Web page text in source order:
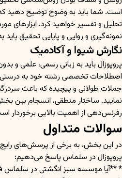
است. شما باید به وضوح توضیح دهید که
تحلیل و تفسیر خواهید کرد. ابزارهای
نمونه‌گیری و روایی و پایایی تحقیق
نگارش شیوا و آکادمیک
پروپوزال باید به زبانی رسمی، علمی و
اصطلاحات تخصصی رشته خود به درستی
جملات طولانی و پیچیده که باعث
نمایید. ساختار منطقی، انسجام بین
رفرنس‌دهی از اهمیت بالایی برخوردار
سوالات متداول
در این بخش، به برخی از پرسش‌های
پروپوزال در سلماس پاسخ می‌دهیم:
* **آیا موسسه سبز انگشتی در سلماس